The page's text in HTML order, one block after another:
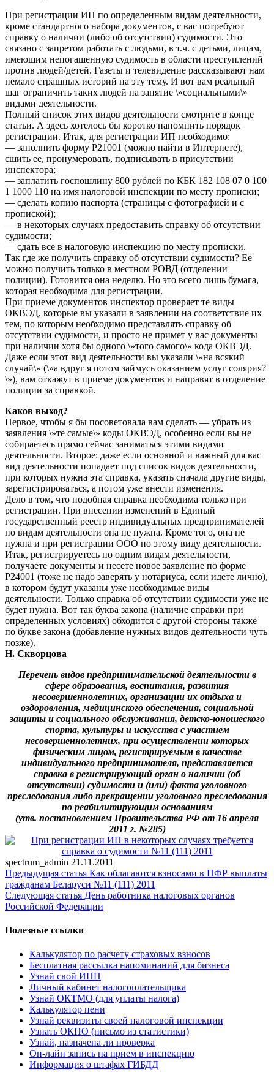
При регистрации ИП по определенным видам деятельности,
кроме стандартного набора документов, с вас потребуют
справку о наличии (либо об отсутствии) судимости. Это
связано с запретом работать с людьми, в т.ч. с детьми, лицам,
имеющим непогашенную судимость в области преступлений
против людей/детей. Газеты и телевидение рассказывают нам
немало страшных историй на эту тему. И вот вам реальный
шаг ограничить таких людей на занятие \»социальными\»
видами деятельности.
Полный список этих видов деятельности смотрите в конце
статьи. А здесь хотелось бы коротко напомнить порядок
регистрации. Итак, для регистрации ИП необходимо:
— заполнить форму Р21001 (можно найти в Интернете),
сшить ее, пронумеровать, подписывать в присутствии
инспектора;
— заплатить госпошлину 800 рублей по КБК 182 108 07 0 100
1 1000 110 на имя налоговой инспекции по месту прописки;
— сделать копию паспорта (страницы с фотографией и с
пропиской);
— в некоторых случаях предоставить справку об отсутствии
судимости;
— сдать все в налоговую инспекцию по месту прописки.
Так где же получить справку об отсутствии судимости? Ее
можно получить только в местном РОВД (отделении
полиции). Готовится она неделю. Но это всего лишь бумага,
которая необходима для регистрации.
При приеме документов инспектор проверяет те виды
ОКВЭД, которые вы указали в заявлении на соответствие их
тем, по которым необходимо представлять справку об
отсутствии судимости, и просто не примет у вас документы
при наличии хотя бы одного \»того самого\» кода ОКВЭД.
Даже если этот вид деятельности вы указали \»на всякий
случай\» (\»а вдруг я потом займусь оказанием услуг солярия?
\»), вам откажут в приеме документов и направят в отделение
полиции за справкой.
Каков выход?
Первое, чтобы я бы посоветовала вам сделать — убрать из
заявления \»те самые\» коды ОКВЭД, особенно если вы не
собираетесь прямо сейчас заниматься этими видами
деятельности. Второе: даже если основной и важный для вас
вид деятельности попадает под список видов деятельности,
при которых нужна эта справка, указать сначала другие виды,
зарегистрироваться, а потом уже внести изменения.
Дело в том, что подобная справка необходима только при
регистрации. При внесении изменений в Единый
государственный реестр индивидуальных предпринимателей
по видам деятельности она не нужна. Кроме того, она не
нужна и при регистрации ООО по этому виду деятельности.
Итак, регистрируетесь по одним видам деятельности,
получаете документы и несете новое заявление по форме
Р24001 (тоже не надо заверять у нотариуса, если идете лично),
в котором будут указаны уже необходимые виды
деятельности. Только справка об отсутствии судимости уже не
будет нужна. Вот так буква закона (наличие справки при
определенных условиях) обходится с другой стороны также
по букве закона (добавление нужных видов деятельности чуть
позже).
Н. Скворцова
Перечень видов предпринимательской деятельности в
сфере образования, воспитания, развития
несовершеннолетних, организации их отдыха и
оздоровления, медицинского обеспечения, социальной
защиты и социального обслуживания, детско-юношеского
спорта, культуры и искусства с участием
несовершеннолетних, при осуществлении которых
физическим лицом, регистрируемым в качестве
индивидуального предпринимателя, представляется
справка в регистрирующий орган о наличии (об
отсутствии) судимости и (или) факта уголовного
преследования либо прекращении уголовного преследования
по реабилитирующим основаниям
(утв. постановлением Правительства РФ от 16 апреля
2011 г. №285)
spectrum_admin 21.11.2011
Предыдущая статья Как облагаются взносами в ПФР выплаты
гражданам Беларуси №11 (111) 2011
Следующая статья День работника налоговых органов
Российской Федерации
Полезные ссылки
Калькулятор по расчету страховых взносов
Бесплатная рассылка напоминаний для бизнеса
Узнай свой ИНН
Личный кабинет налогоплательщика
Узнай ОКТМО (для уплаты налога)
Калькулятор пени
Узнай реквизиты своей налоговой инспекции
Узнать ОКПО (письмо из статистики)
Узнай, назначена ли проверка
Он-лайн запись на прием в инспекцию
Информация о штафах ГИБДД